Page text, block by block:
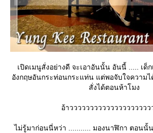
เปิดเมนูสั่งอย่างดี จะเอาอันนั้น อันนี้ ..... เด็
อังกฤษอันกระท่อนกระแท่น แต่พอจับใจความ
สั่งได้ตอนห้าโมง
อ้าวววววววววววววววววววว
ไม่รู้มาก่อนนี่หว่า ........... มองนาฬิกา ตอนนั้